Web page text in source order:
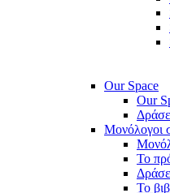
Our Space
Our
Μονόλογοι
Το
Το